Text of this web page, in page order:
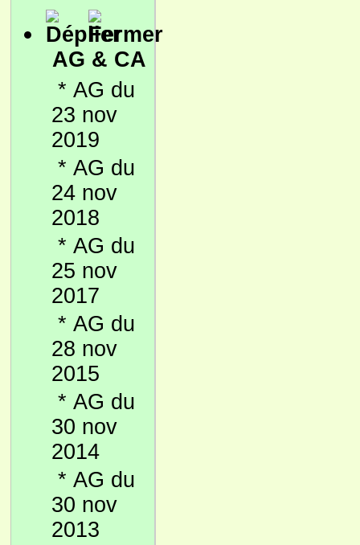
AG & CA
* AG du
23 nov
2019
* AG du
24 nov
2018
* AG du
25 nov
2017
* AG du
28 nov
2015
* AG du
30 nov
2014
* AG du
30 nov
2013